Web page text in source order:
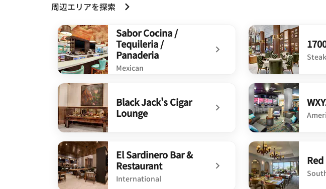
周辺エリアを探索
Sabor Cocina /
Tequileria /
Panaderia
Mexican
undefined Sabor Cocina / Tequileria / Panaderia undefined 1700°
Black Jack's Cigar
Lounge
undefined Black Jack's Cigar Lounge undefined WXYZ® Bar
El Sardinero Bar &
Restaurant
International